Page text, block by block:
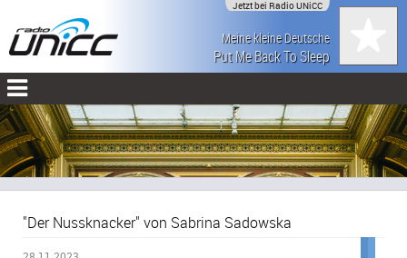
Jetzt bei Radio UNiCC
Meine kleine Deutsche
Put Me Back To Sleep
"Der Nussknacker" von Sabrina Sadowska